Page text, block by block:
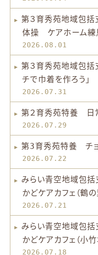
第３育秀苑地域包括
体操 ケアホーム練
2026.08.01
第３育秀苑地域包括
チで巾着を作ろう」
2026.07.31
第２育秀苑特養 日
2026.07.29
第3育秀苑特養 チョ
2026.07.22
みらい青空地域包括
かどケアカフェ（鶴
2026.07.21
みらい青空地域包括
かどケアカフェ（小
2026.07.18